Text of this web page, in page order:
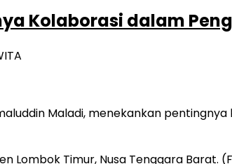
Kolaborasi dalam
Maladi, menekankan